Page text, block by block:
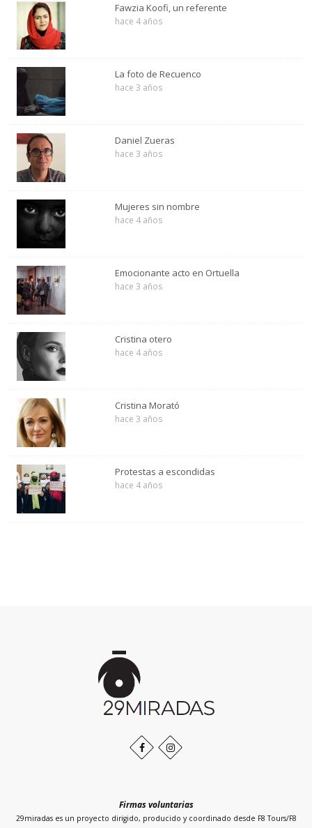
Fawzia Koofi, un referente
hace 4 años
La foto de Recuenco
hace 3 años
Daniel Zueras
hace 3 años
Mujeres sin nombre
hace 4 años
Emocionante acto en Ortuella
hace 3 años
Cristina otero
hace 4 años
Cristina Morató
hace 3 años
Protestas a escondidas
hace 4 años
FacebookInstagram
Firmas voluntarias
29miradas es un proyecto dirigido, producido y coordinado desde F8 Tours/F8